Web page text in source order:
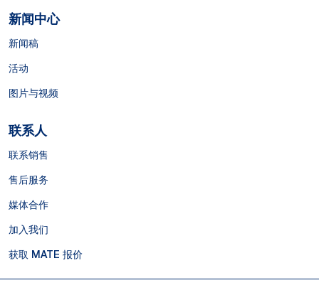
新闻中心
新闻稿
活动
图片与视频
联系人
联系销售
售后服务
媒体合作
加入我们
获取 MATE 报价